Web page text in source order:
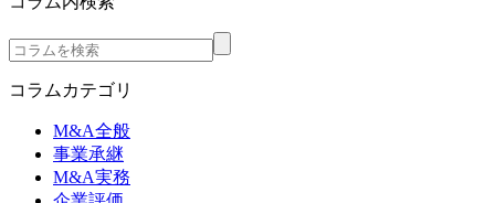
コラムカテゴリ
M&A全般
事業承継
M&A実務